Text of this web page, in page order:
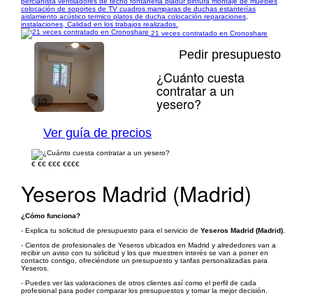
colocación de soportes de TV cuadros mamparas de duchas estanterías
aislamiento acústico termico platos de ducha colocación reparaciones,
instalaciones, Calidad en los trabajos realizados.
21 veces contratado en Cronoshare
1/5
Pedir presupuesto
¿Cuánto cuesta
contratar a un
yesero?
Ver guía de precios
€ €€ €€€ €€€€
Yeseros Madrid (Madrid)
¿Cómo funciona?
- Explica tu solicitud de presupuesto para el servicio de Yeseros Madrid (Madrid)
- Cientos de profesionales de Yeseros ubicados en Madrid y alrededores van a
recibir un aviso con tu solicitud y los que muestren interés se van a poner en
contacto contigo, ofreciéndote un presupuesto y tarifas personalizadas para
Yeseros.
- Puedes ver las valoraciones de otros clientes así como el perfil de cada
profesional para poder comparar los presupuestos y tomar la mejor decisión.